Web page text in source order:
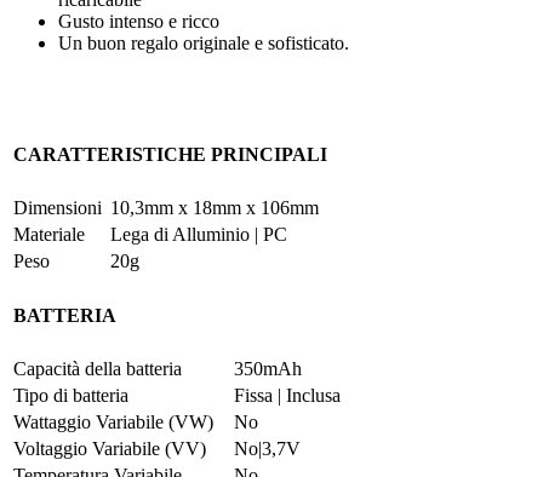
Gusto intenso e ricco
Un buon regalo originale e sofisticato.
CARATTERISTICHE PRINCIPALI
Dimensioni 10,3mm x 18mm x 106mm
Materiale
Lega di Alluminio | PC
Peso
20g
BATTERIA
Capacità della batteria
350mAh
Tipo di batteria
Fissa | Inclusa
Wattaggio Variabile (VW)
No
Voltaggio Variabile (VV)
No|3,7V